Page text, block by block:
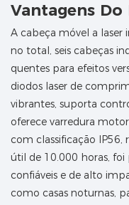
Vantagens
A cabeça móvel a laser
no total, seis cabeças
quentes para efeitos
diodos laser de
vibrantes, suporta
oferece varredura
com classificação
útil de 10.000 horas,
confiáveis ​​e de alto
como casas noturnas,